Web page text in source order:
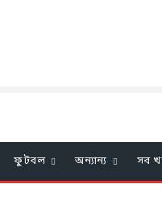
ফুটবল অন্যান্য সব